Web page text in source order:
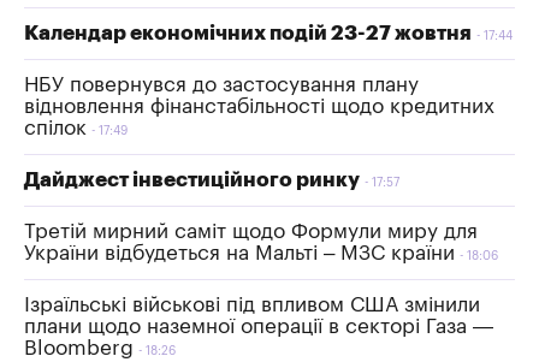
Календар економічних подій 23-27 жовтня 17:44
НБУ повернувся до застосування плану
відновлення фінанстабільності щодо кредитних
спілок
17:49
Дайджест інвестиційного ринку 17:57
Третій мирний саміт щодо Формули миру для
України відбудеться на Мальті – МЗС країни
18:06
Ізраїльські військові під впливом США змінили
плани щодо наземної операції в секторі Газа —
Bloomberg
18:26